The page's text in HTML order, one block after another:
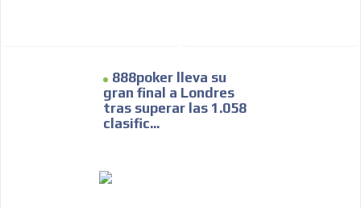
888poker lleva su
gran final a Londres
tras superar las 1.058
clasific...